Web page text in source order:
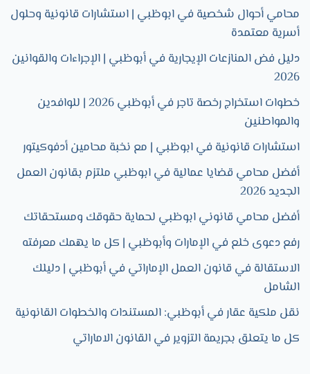
محامي أحوال شخصية في ابوظبي | استشارات قانونية وحلول
أسرية معتمدة
دليل فض المنازعات الإيجارية في أبوظبي | الإجراءات والقوانين
2026
خطوات استخراج رخصة تاجر في أبوظبي 2026 | للوافدين
والمواطنين
استشارات قانونية في ابوظبي | مع نخبة محامين أدفوكيتور
أفضل محامي قضايا عمالية في ابوظبي ملتزم بقانون العمل
الجديد 2026
أفضل محامي قانوني ابوظبي لحماية حقوقك ومستحقاتك
رفع دعوى خلع في الإمارات وأبوظبي | كل ما يهمك معرفته
الاستقالة في قانون العمل الإماراتي في أبوظبي | دليلك
الشامل
نقل ملكية عقار في أبوظبي: المستندات والخطوات القانونية
كل ما يتعلق بجريمة التزوير في القانون الاماراتي